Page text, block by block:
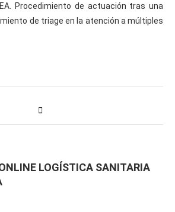
Procedimiento de actuación tras una
de triage en la atención a múltiples
LOGÍSTICA SANITARIA